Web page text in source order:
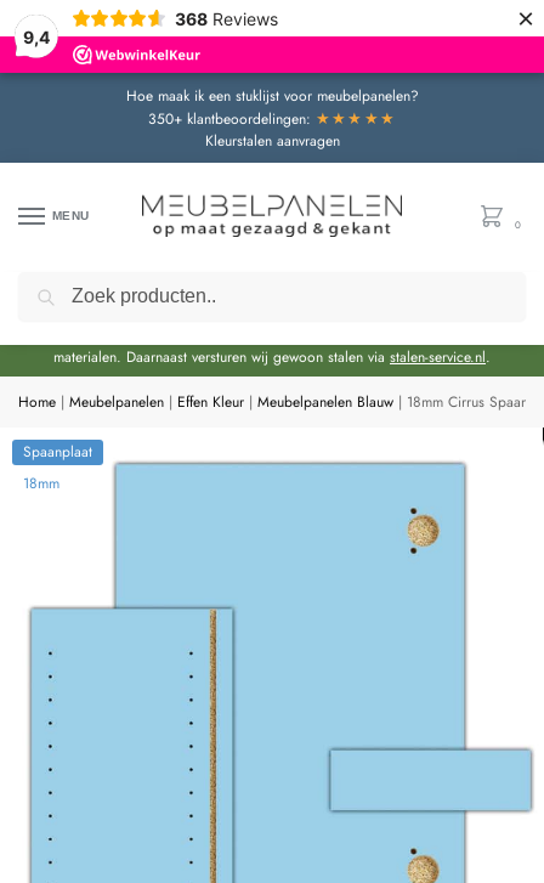
9,4
368 Reviews ×
Hoe maak ik een stuklijst voor meubelpanelen?
350+ klantbeoordelingen: ★★★★★
Kleurstalen aanvragen
MENU
0
Door de bouwvakperiode geldt momenteel een extra levertijd van circa 3 weken
materialen. Daarnaast versturen wij gewoon stalen via stalen-service.nl.
Home | Meubelpanelen | Effen Kleur | Meubelpanelen Blauw | 18mm Cirrus
Spaanplaat
18mm